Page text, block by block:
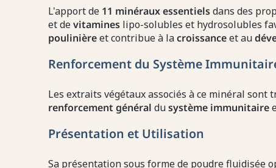
L'apport de 11 minéraux essentielsdans des
et devitamineslipo-solubles et hydrosolubles
poulinièreet contribue à lacroissanceet au
Renforcement du Système
Les extraits végétaux associés à ce minéral
renforcement général dusystème immunitaire
Présentation et Utilisation
Sa présentation sous forme de poudre fluidisée